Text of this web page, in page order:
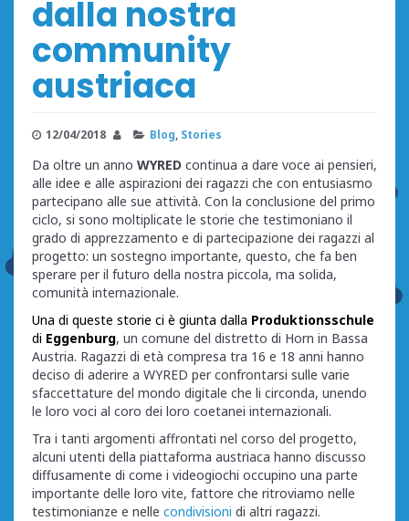
dalla nostra
community
austriaca
12/04/2018 Blog Stories
Da oltre un anno WYRED continua a dare voce ai pensieri,
alle idee e alle aspirazioni dei ragazzi che con entusiasmo
partecipano alle sue attività. Con la conclusione del primo
ciclo, si sono moltiplicate le storie che testimoniano il
grado di apprezzamento e di partecipazione dei ragazzi al
progetto: un sostegno importante, questo, che fa ben
sperare per il futuro della nostra piccola, ma solida,
comunità internazionale.
Una di queste storie ci è giunta dalla Produktionsschule
di Eggenburg, un comune del distretto di Horn in Bassa
Austria. Ragazzi di età compresa tra 16 e 18 anni hanno
deciso di aderire a WYRED per confrontarsi sulle varie
sfaccettature del mondo digitale che li circonda, unendo
le loro voci al coro dei loro coetanei internazionali.
Tra i tanti argomenti affrontati nel corso del progetto,
alcuni utenti della piattaforma austriaca hanno discusso
diffusamente di come i videogiochi occupino una parte
importante delle loro vite, fattore che ritroviamo nelle
testimonianze e nelle condivisioni di altri ragazzi.